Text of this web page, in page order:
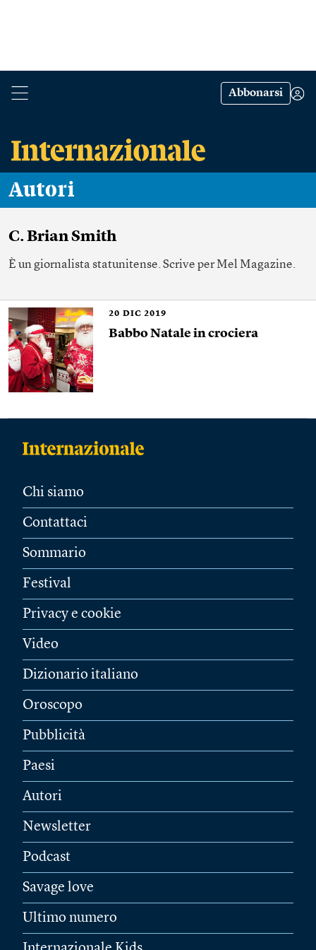
Abbonarsi
Autori
C. Brian Smith
È un giornalista statunitense. Scrive per Mel Magazine.
20 DIC 2019
Babbo Natale in crociera
Chi siamo
Contattaci
Sommario
Festival
Privacy e cookie
Video
Dizionario italiano
Oroscopo
Pubblicità
Paesi
Autori
Newsletter
Podcast
Savage love
Ultimo numero